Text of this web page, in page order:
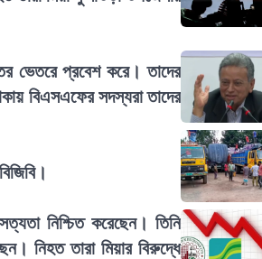
ভেতরে প্রবেশ করে। তাদের
বিএসএফের সদস্যরা তাদের
নিশ্চিত করেছেন। তিনি
নিহত তারা মিয়ার বিরুদ্ধে